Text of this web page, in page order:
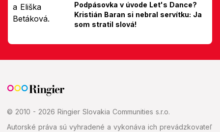
Podpásovka v úvode Let's Dance?
Kristián Baran si nebral servítku: Ja
som stratil slová!
© 2010 - 2026 Ringier Slovakia Communities s.r.o.
Autorské práva sú vyhradené a vykonáva ich prevádzkovateľ